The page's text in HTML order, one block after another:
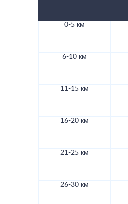
0-5 км
6-10 км
11-15 км
16-20 км
21-25 км
26-30 км